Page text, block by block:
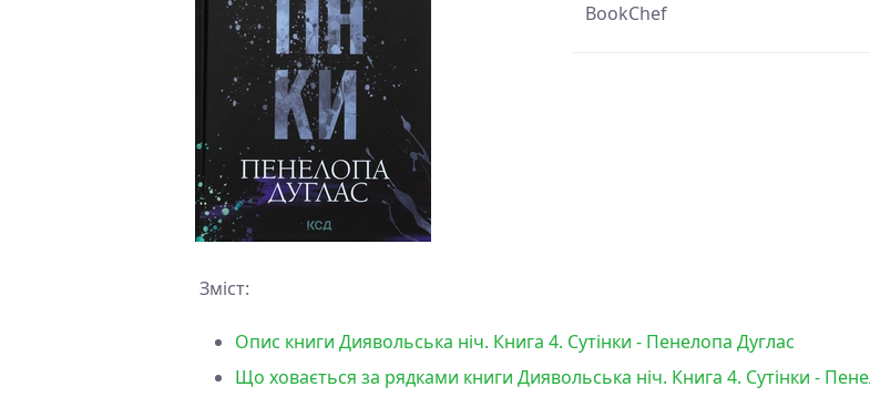
BookChef
Зміст:
Опис книги Диявольська ніч. Книга 4. Сутінки - Пенелопа Дуглас
Що ховається за рядками книги Диявольська ніч. Книга 4. Сутінки -